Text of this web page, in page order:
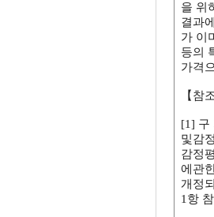
을 위
결과
가 이
등의
가격
【참
[1] 구
및감
감정
에관
개정
1항